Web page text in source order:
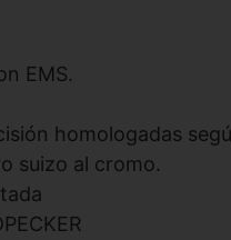
EMS.
homologadas
suizo al cromo.